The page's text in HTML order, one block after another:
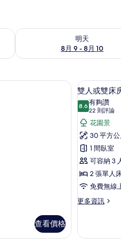
明天
8月 9 - 8月 10
查看明天 (8月 9 - 8月 10) 的供
查看價格
顯
示
雙
人
或
雙
床
房
的
所
片
10
雙人或雙床
8.68.6 分，滿分
有夠讚
22 則評論
(22
則
評
論)
花園景
30 平方公
1 間臥室
可容納 3
2 張單人
免費無線
更多資訊
更
或